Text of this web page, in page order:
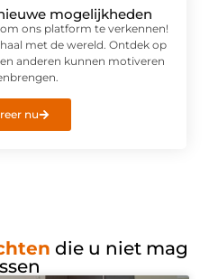
mogelijkheden
ons platform te verkennen!
met de wereld. Ontdek op
anderen kunnen motiveren
nu
die u niet mag